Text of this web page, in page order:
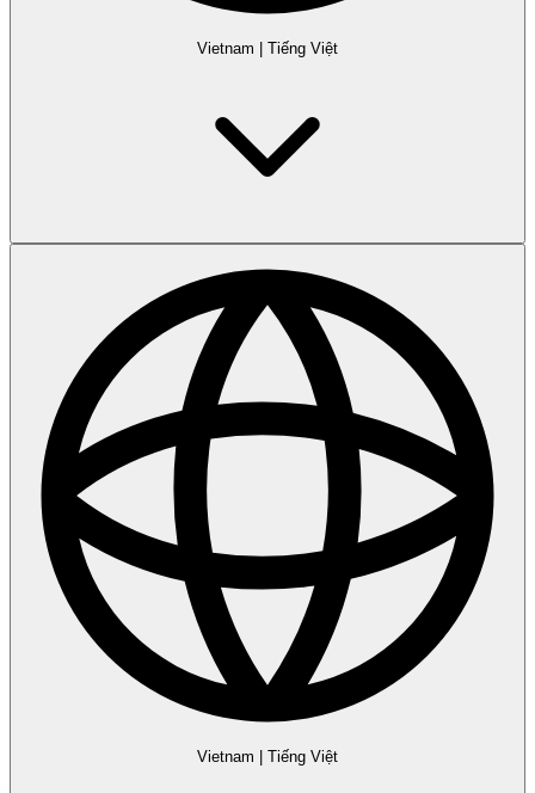
Vietnam Tiếng Việt
Vietnam Tiếng Việt